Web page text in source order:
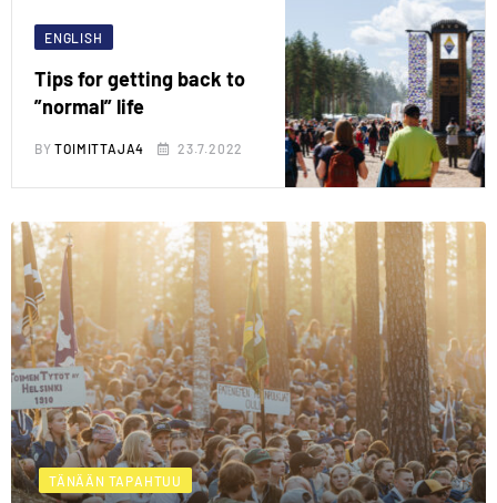
ENGLISH
Tips for getting back to
”normal” life
BYTOIMITTAJA4 23.7.2022
TÄNÄÄN TAPAHTUU